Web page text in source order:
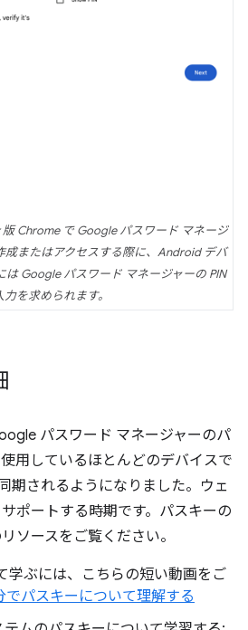
Chrome で Google パスワード マネージ
成またはアクセスする際に、Android デバ
は Google パスワード マネージャーの PIN
力を求められます。
パスワード マネージャーのパ
用しているほとんどのデバイスで
期されるようになりました。ウェ
ポートする時期です。パスキーの
ソースをご覧ください。
学ぶには、こちらの短い動画をご
でパスキーについて理解する